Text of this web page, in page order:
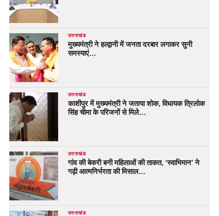
उत्तराखंड
मुख्यमंत्री ने हल्द्वानी में जनता दरबार लगाकर सुनी
समस्याएं…
उत्तराखंड
काशीपुर में मुख्यमंत्री ने जताया शोक, विधायक त्रिलोक
सिंह चीमा के परिजनों से मिले…
उत्तराखंड
गांव की बेकरी बनी महिलाओं की ताकत, ‘स्वाभिमान’ ने
गढ़ी आत्मनिर्भरता की मिसाल…
उत्तराखंड